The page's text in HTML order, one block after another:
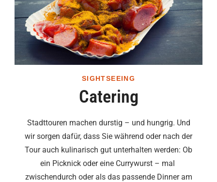
SIGHTSEEING
Catering
Stadttouren machen durstig – und hungrig. Und
wir sorgen dafür, dass Sie während oder nach der
Tour auch kulinarisch gut unterhalten werden: Ob
ein Picknick oder eine Currywurst – mal
zwischendurch oder als das passende Dinner am